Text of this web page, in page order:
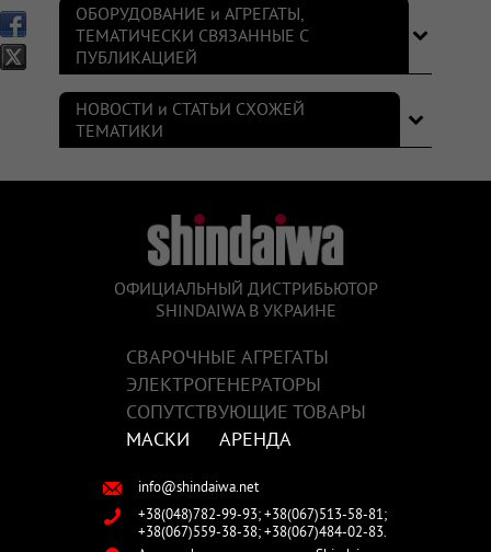
ОБОРУДОВАНИЕ и АГРЕГАТЫ,
ТЕМАТИЧЕСКИ СВЯЗАННЫЕ С
ПУБЛИКАЦИЕЙ
НОВОСТИ и СТАТЬИ СХОЖЕЙ
ТЕМАТИКИ
ОФИЦИАЛЬНЫЙ ДИСТРИБЬЮТОР
SHINDAIWA В УКРАИНЕ
СВАРОЧНЫЕ АГРЕГАТЫ
ЭЛЕКТРОГЕНЕРАТОРЫ
СОПУТСТВУЮЩИЕ ТОВАРЫ
АРЕНДА
МАСКИ
info@shindaiwa.net
+38(048)782-99-93; +38(067)513-58-81;
+38(067)559-38-38; +38(067)484-02-83.